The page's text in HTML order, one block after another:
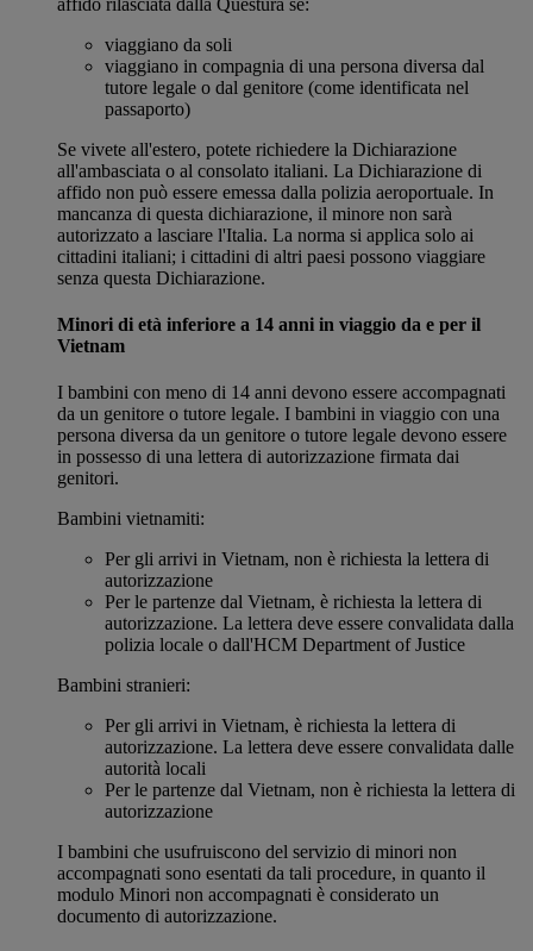
viaggiano da soli
viaggiano in compagnia di una persona diversa dal
tutore legale o dal genitore (come identificata nel
passaporto)
Se vivete all'estero, potete richiedere la Dichiarazione
all'ambasciata o al consolato italiani. La Dichiarazione di
affido non può essere emessa dalla polizia aeroportuale. In
mancanza di questa dichiarazione, il minore non sarà
autorizzato a lasciare l'Italia. La norma si applica solo ai
cittadini italiani; i cittadini di altri paesi possono viaggiare
senza questa Dichiarazione.
Minori di età inferiore a 14 anni in viaggio da e per il
Vietnam
I bambini con meno di 14 anni devono essere accompagnati
da un genitore o tutore legale. I bambini in viaggio con una
persona diversa da un genitore o tutore legale devono essere
in possesso di una lettera di autorizzazione firmata dai
genitori.
Bambini vietnamiti:
Per gli arrivi in Vietnam, non è richiesta la lettera di
autorizzazione
Per le partenze dal Vietnam, è richiesta la lettera di
autorizzazione. La lettera deve essere convalidata dalla
polizia locale o dall'HCM Department of Justice
Bambini stranieri:
Per gli arrivi in Vietnam, è richiesta la lettera di
autorizzazione. La lettera deve essere convalidata dalle
autorità locali
Per le partenze dal Vietnam, non è richiesta la lettera di
autorizzazione
I bambini che usufruiscono del servizio di minori non
accompagnati sono esentati da tali procedure, in quanto il
modulo Minori non accompagnati è considerato un
documento di autorizzazione.